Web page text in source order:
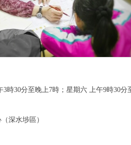
3時30分至晚上7時；星期六 上午9時30分
深水埗區）